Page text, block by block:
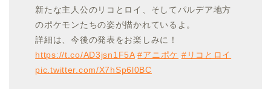
新たな主人公のリコとロイ、そしてパルデア地方
のポケモンたちの姿が描かれているよ。
詳細は、今後の発表をお楽しみに！
https://t.co/AD3jsn1F5A #アニポケ #リコとロイ
pic.twitter.com/X7hSp6l0BC